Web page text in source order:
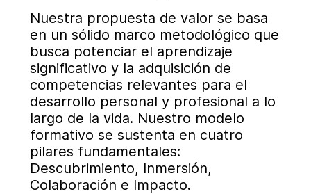
Nuestra propuesta de valor se basa
en un sólido marco metodológico que
busca potenciar el aprendizaje
significativo y la adquisición de
competencias relevantes para el
desarrollo personal y profesional a lo
largo de la vida. Nuestro modelo
formativo se sustenta en cuatro
pilares fundamentales:
Descubrimiento, Inmersión,
Colaboración e Impacto.